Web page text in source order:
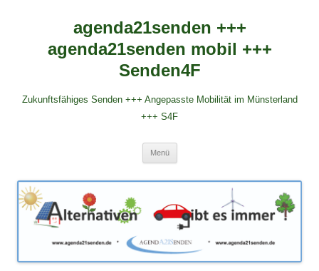
agenda21senden +++
agenda21senden mobil +++
Senden4F
Zukunftsfähiges Senden +++ Angepasste Mobilität im Münsterland
+++ S4F
Menü